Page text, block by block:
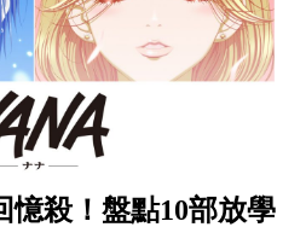
憶殺！盤點10部放學